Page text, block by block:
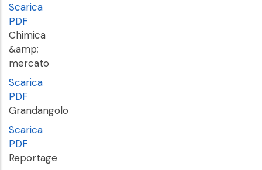
Scarica
PDF
Chimica
&amp;
mercato
Scarica
PDF
Grandangolo
Scarica
PDF
Reportage